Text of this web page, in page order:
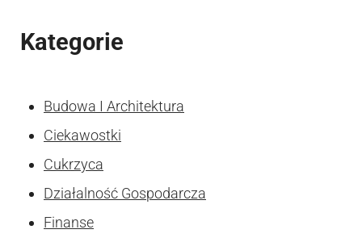
Kategorie
Budowa I Architektura
Ciekawostki
Cukrzyca
Działalność Gospodarcza
Finanse